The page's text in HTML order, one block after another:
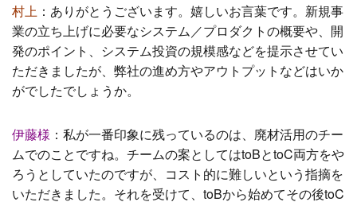
村上 ： ありがとうございます。嬉しいお言葉です。 新規事
業の立ち上げに必要なシステム／プロダクトの概要や、開
発のポイント、システム投資の規模感などを提示させてい
ただきましたが、弊社の進め方やアウトプットなどはいか
がでしたでしょうか。
伊藤様 ： 私が一番印象に残っているのは、廃材活用のチー
ムでのことですね。チームの案としてはtoBとtoC両方をや
ろうとしていたのですが、コスト的に難しいという指摘を
いただきました。それを受けて、toBから始めてその後toC